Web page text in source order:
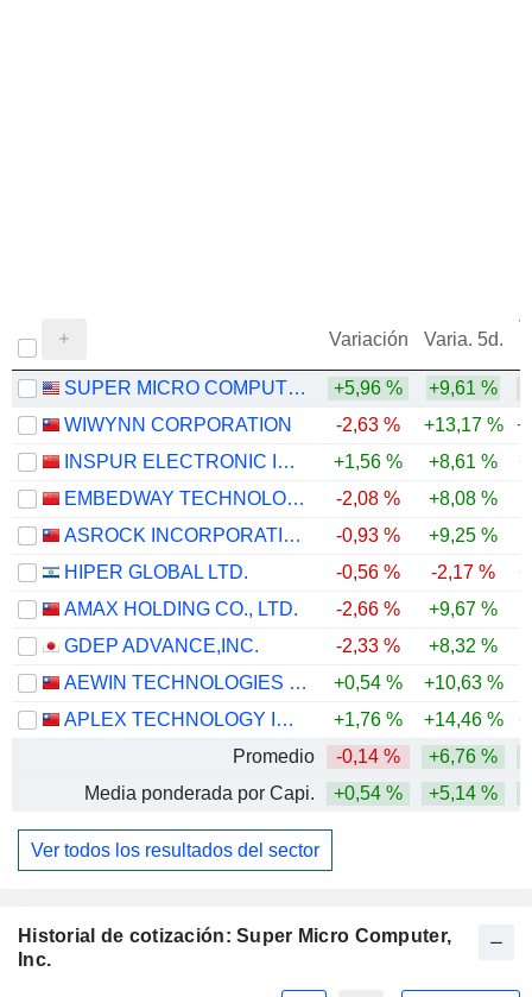
Variación Varia. 5d.
SUPER MICRO COMPUTER, INC. +5,96 % +9,61 %
WIWYNN CORPORATION
-2,63 % +13,17 %
INSPUR ELECTRONIC INFORMATION INDUSTRY CO., LTD.
+1,56 % +8,61 %
EMBEDWAY TECHNOLOGIES (SHANGHAI) CORPORATION
-2,08 % +8,08 %
ASROCK INCORPORATION
-0,93 % +9,25 %
HIPER GLOBAL LTD.
-0,56 % -2,17 %
AMAX HOLDING CO., LTD.
-2,66 % +9,67 %
GDEP ADVANCE,INC.
-2,33 % +8,32 %
AEWIN TECHNOLOGIES CO.,LTD.
+0,54 % +10,63 %
APLEX TECHNOLOGY INC.
+1,76 % +14,46 %
Promedio
-0,14 % +6,76 %
Media ponderada por Capi.
+0,54 % +5,14 %
Ver todos los resultados del sector
Historial de cotización: Super Micro Computer,
Inc.